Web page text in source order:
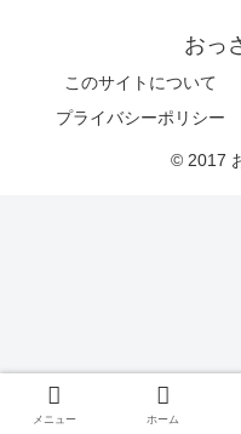
おっ
このサイトについて
プライバシーポリシー
© 2017
メニュー ホーム